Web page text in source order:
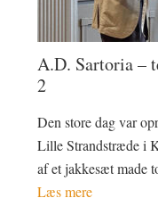
A.D. Sartoria –
2
Den store dag var
Lille Strandstræde i
af et jakkesæt made
Læs mere